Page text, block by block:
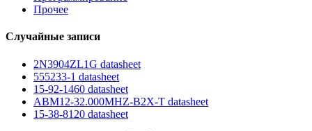
Прочее
Случайные записи
2N3904ZL1G datasheet
555233-1 datasheet
15-92-1460 datasheet
ABM12-32.000MHZ-B2X-T datasheet
15-38-8120 datasheet